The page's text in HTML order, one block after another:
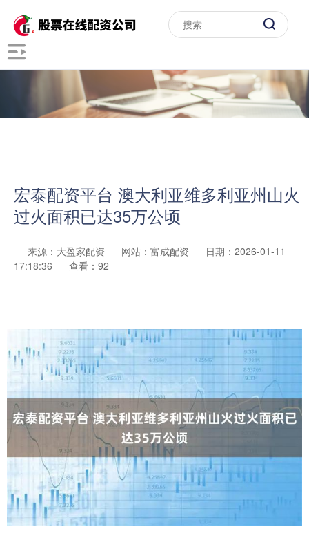
宏泰配资平台 澳大利亚维多利亚州山火
过火面积已达35万公顷
来源：大盈家配资 网站：富成配资
日期：2026-01-11
17:18:36
查看：92